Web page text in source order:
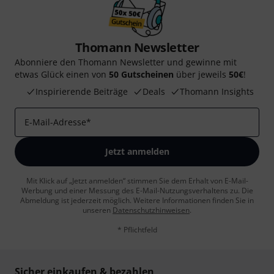
Thomann Newsletter
Abonniere den Thomann Newsletter und gewinne mit
etwas Glück einen von 50 Gutscheinen über jeweils 50€!
Inspirierende Beiträge
Deals Thomann Insights
E-Mail-Adresse*
Jetzt anmelden
Mit Klick auf „Jetzt anmelden“ stimmen Sie dem Erhalt von E-Mail-
Werbung und einer Messung des E-Mail-Nutzungsverhaltens zu. Die
Abmeldung ist jederzeit möglich. Weitere Informationen finden Sie in
unseren Datenschutzhinweisen.
* Pflichtfeld